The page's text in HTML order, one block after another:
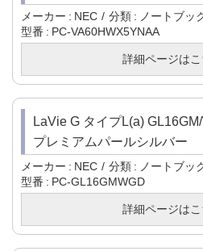
メーカー NEC 分類
ノートブッ
型番
PC-VA60HWX5YNAA
詳細ページはこ
LaVie G タイプL(a)
プレミアムパールシルバー
メーカー NEC 分類
ノートブッ
型番
PC-GL16GMWGD
詳細ページはこ